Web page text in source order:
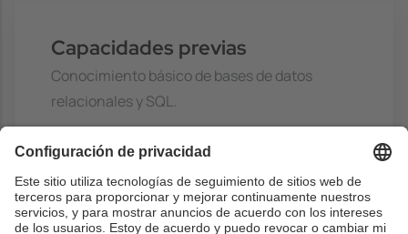
Capacidades previas
Conocimiento básico de bases de datos
relacionales y SQL.
Especificamente, se asumira conocimientos
de:
- Diagramas de classes UML
- Algebra relacional